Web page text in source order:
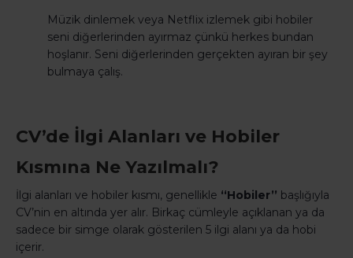
Müzik dinlemek veya Netflix izlemek gibi hobiler
seni diğerlerinden ayırmaz çünkü herkes bundan
hoşlanır. Seni diğerlerinden gerçekten ayıran bir şey
bulmaya çalış.
CV’de İlgi Alanları ve Hobiler
Kısmına Ne Yazılmalı?
İlgi alanları ve hobiler kısmı, genellikle ‘‘Hobiler’’ başlığıyla
CV’nin en altında yer alır. Birkaç cümleyle açıklanan ya da
sadece bir simge olarak gösterilen 5 ilgi alanı ya da hobi
içerir.